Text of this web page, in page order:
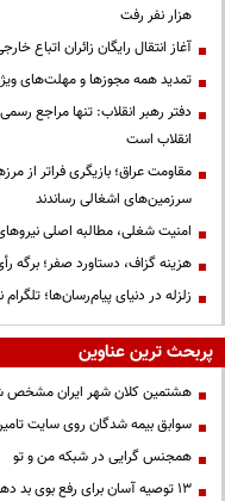
هزار نفر رفت
آغاز انتقال رایگان زائران اتباع
تمدید همه مجوزها و مهلت‌های
دفتر رهبر انقلاب: تنها مراجع
انقلاب است
مقاومت عراق؛ بازیگری فراتر از
سرزمین‌های اشغالی رساندند
‌امنیت شغلی، مطالبه اصلی
هزینه گزاف، دستاورد صفر؛ برگه
زلزله در دنیای پیام‌رسان‌ها؛
پربحث ترین عناوین
هشتمین کلان شهر ایران مشخص
سوابق بیمه شدگان روی سایت
همجنس گرایی در شبکه من و تو
13 توصیه آسان برای رفع بوی بد دهان